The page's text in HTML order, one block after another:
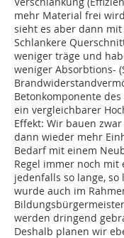
mehr Material frei
sieht es aber dann
Schlankere
weniger träge und
weniger Absorbtions-
Betonkomponente
ein vergleichbarer
Effekt: Wir bauen
dann wieder mehr
Bedarf mit einem
Regel immer noch mit
jedenfalls so lange, so
wurde auch im
werden dringend
Deshalb planen wir